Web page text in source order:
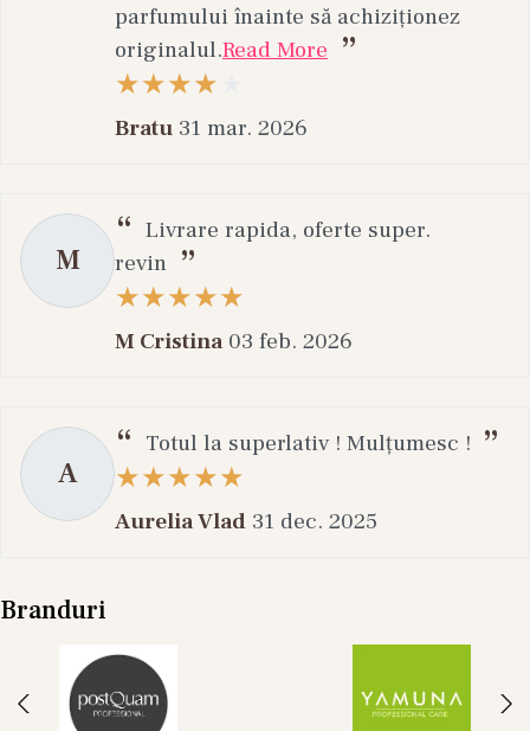
parfumului înainte să achiziționez
originalul.Read More
Bratu 31 mar. 2026
M
Livrare rapida, oferte super.
revin
M Cristina 03 feb. 2026
A
Totul la superlativ ! Mulțumesc !
Aurelia Vlad 31 dec. 2025
Branduri